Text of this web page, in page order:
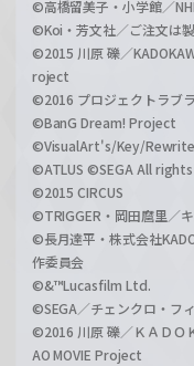
©高橋留美子・小学館／
©Koi・芳文社／ご注文は
©2015 川原 礫／
roject
©2016 プロジェクトラブ
©BanG Dream! Project
©VisualArt's/Key/
©ATLUS ©SEGA All
©2015 CIRCUS
©TRIGGER・岡田麿里／
©長月達平・株式会社
作委員会
©&™Lucasfilm Ltd.
©SEGA／チェンクロ・フ
©2016 川原 礫／ＫＡＤＯ
AO MOVIE Project